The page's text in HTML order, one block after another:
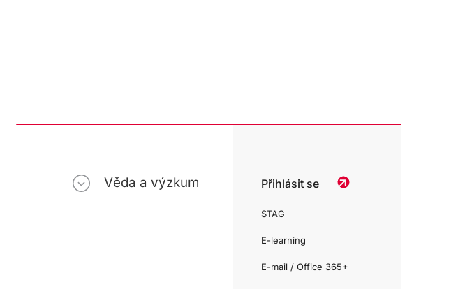
Věda a výzkum Přihlásit se
STAG
E-learning
E-mail / Office 365+